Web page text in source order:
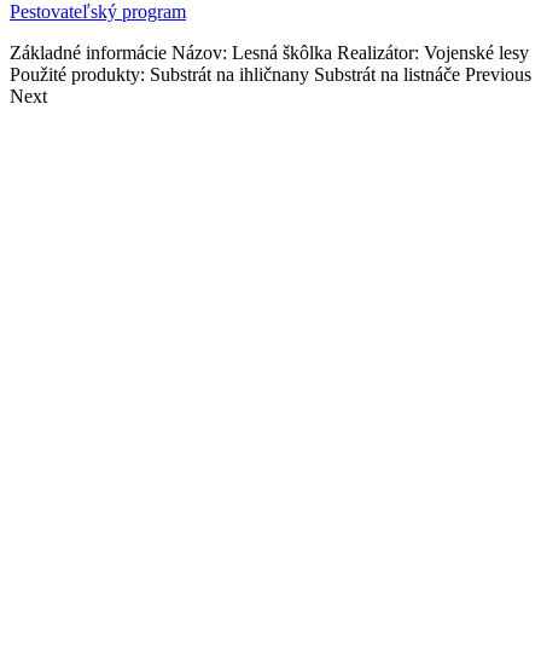
Pestovateľský program
Základné informácie Názov: Lesná škôlka Realizátor: Vojenské lesy
Použité produkty: Substrát na ihličnany Substrát na listnáče Previous
Next